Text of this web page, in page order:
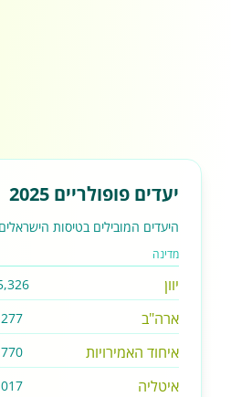
יעדים פופולריים 2025
היעדים המובילים בטיסות
מדינה
יוון
ארה"ב
איחוד האמירויות
איטליה